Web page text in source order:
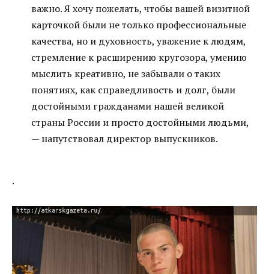
важно. Я хочу пожелать, чтобы вашей визитной
карточкой были не только профессиональные
качества, но и духовность, уважение к людям,
стремление к расширению кругозора, умению
мыслить креативно, не забывали о таких
понятиях, как справедливость и долг, были
достойными гражданами нашей великой
страны России и просто достойными людьми,
— напутствовал директор выпускников.
.